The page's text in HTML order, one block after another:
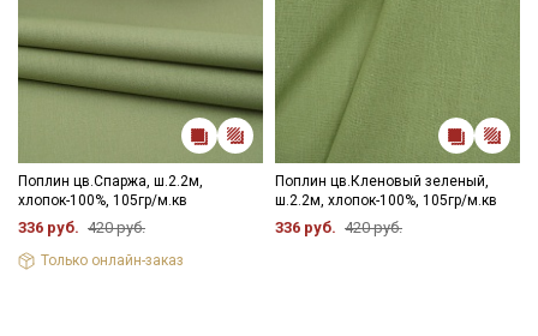
Поплин цв.Спаржа, ш.2.2м,
хлопок-100%, 105гр/м.кв
336 руб. 420 руб.
Только онлайн-заказ
Поплин цв.Кленовый зеленый,
ш.2.2м, хлопок-100%, 105гр/м.кв
336 руб. 420 руб.